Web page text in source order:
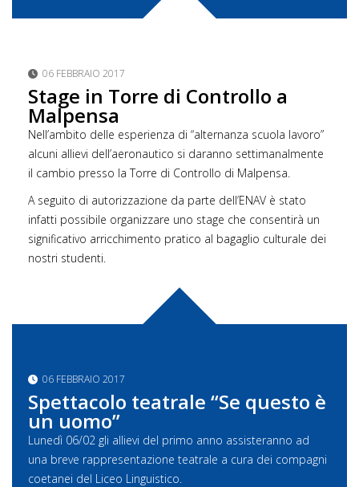
06 FEBBRAIO 2017
Stage in Torre di Controllo a
Malpensa
Nell’ambito delle esperienza di “alternanza scuola lavoro”
alcuni allievi dell’aeronautico si daranno settimanalmente
il cambio presso la Torre di Controllo di Malpensa.
A seguito di autorizzazione da parte dell’ENAV è stato
infatti possibile organizzare uno stage che consentirà un
significativo arricchimento pratico al bagaglio culturale dei
nostri studenti.
06 FEBBRAIO 2017
Spettacolo teatrale “Se questo è
un uomo”
Lunedì 06/02 gli allievi del primo anno assisteranno ad
una breve rappresentazione teatrale a cura dei compagni
coetanei del Liceo Linguistico.